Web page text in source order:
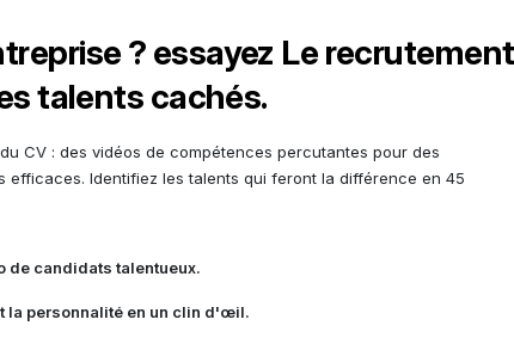
? essayez Le recrutement
talents cachés.
CV : des vidéos de compétences percutantes pour des
efficaces. Identifiez les talents qui feront la différence en 45
de candidats talentueux.
la personnalité en un clin d'œil.